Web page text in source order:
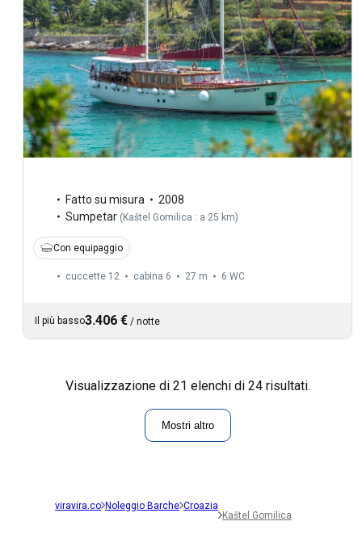
Fatto su misura
2008
Sumpetar (Kaštel Gomilica : a 25 km)
Con equipaggio
cuccette 12 cabina 6 27 m 6 WC
Il più basso3.406 € / notte
Visualizzazione di 21 elenchi di 24 risultati.
Mostri altro
viravira.co Noleggio Barche Croazia
Kaštel Gomilica